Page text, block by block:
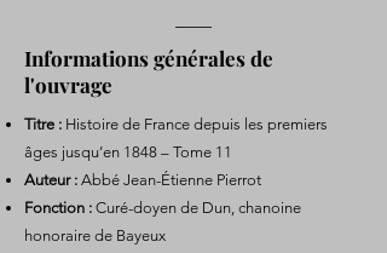
Informations générales de
l'ouvrage
Titre : Histoire de France depuis les premiers
âges jusqu’en 1848 – Tome 11
Auteur : Abbé Jean-Étienne Pierrot
Fonction : Curé-doyen de Dun, chanoine
honoraire de Bayeux